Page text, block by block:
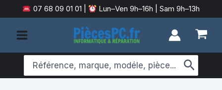
au
contenu
07 68 09 01 01 Lun–Ven 9h–16h | Sam 9h–13h
Search
for: